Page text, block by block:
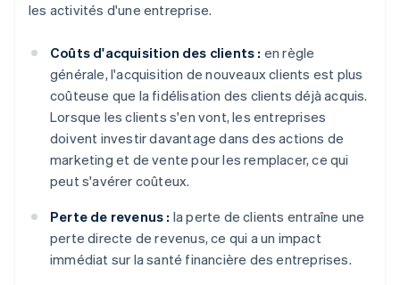
les activités d'une entreprise.
Coûts d'acquisition des clients : en règle
générale, l'acquisition de nouveaux clients est plus
coûteuse que la fidélisation des clients déjà acquis.
Lorsque les clients s'en vont, les entreprises
doivent investir davantage dans des actions de
marketing et de vente pour les remplacer, ce qui
peut s'avérer coûteux.
Perte de revenus : la perte de clients entraîne une
perte directe de revenus, ce qui a un impact
immédiat sur la santé financière des entreprises.